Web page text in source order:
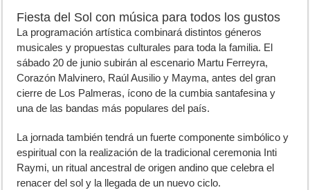
Fiesta del Sol con música para todos los gustos
La programación artística combinará distintos géneros
musicales y propuestas culturales para toda la familia. El
sábado 20 de junio subirán al escenario Martu Ferreyra,
Corazón Malvinero, Raúl Ausilio y Mayma, antes del gran
cierre de Los Palmeras, ícono de la cumbia santafesina y
una de las bandas más populares del país.
La jornada también tendrá un fuerte componente simbólico y
espiritual con la realización de la tradicional ceremonia Inti
Raymi, un ritual ancestral de origen andino que celebra el
renacer del sol y la llegada de un nuevo ciclo.